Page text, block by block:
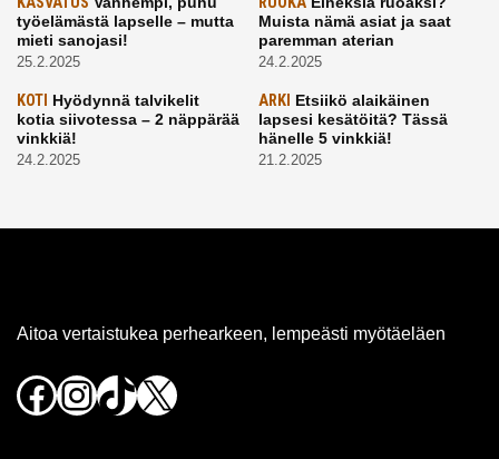
työelämästä lapselle – mutta
mieti sanojasi!
25.2.2025
Muista nämä asiat ja saat
paremman aterian
24.2.2025
KOTI Hyödynnä talvikelit
kotia siivotessa – 2 näppärää
vinkkiä!
24.2.2025
ARKI Etsiikö alaikäinen
lapsesi kesätöitä? Tässä
hänelle 5 vinkkiä!
21.2.2025
Aitoa vertaistukea perhearkeen, lempeästi myötäeläen
Facebook
Instagram
TikTok
X